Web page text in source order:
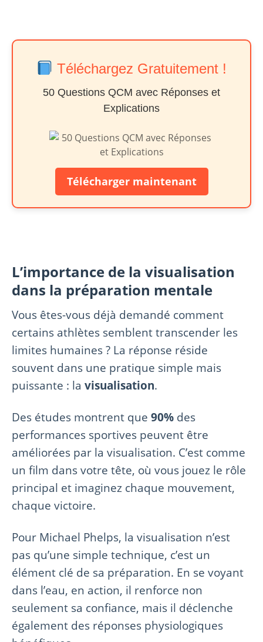
Téléchargez Gratuitement !
50 Questions QCM avec Réponses et
Explications
Télécharger maintenant
L’importance de la visualisation
dans la préparation mentale
Vous êtes-vous déjà demandé comment
certains athlètes semblent transcender les
limites humaines ? La réponse réside
souvent dans une pratique simple mais
puissante : la visualisation.
Des études montrent que 90% des
performances sportives peuvent être
améliorées par la visualisation. C’est comme
un film dans votre tête, où vous jouez le rôle
principal et imaginez chaque mouvement,
chaque victoire.
Pour Michael Phelps, la visualisation n’est
pas qu’une simple technique, c’est un
élément clé de sa préparation. En se voyant
dans l’eau, en action, il renforce non
seulement sa confiance, mais il déclenche
également des réponses physiologiques